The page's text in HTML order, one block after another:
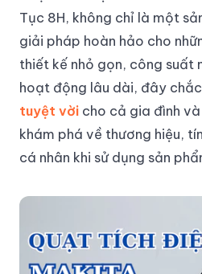
Tục 8H, không chỉ là một
giải pháp hoàn hảo cho
thiết kế nhỏ gọn, công suất
hoạt động lâu dài, đây
tuyệt vời cho cả gia đình
khám phá về thương hiệu,
cá nhân khi sử dụng sản